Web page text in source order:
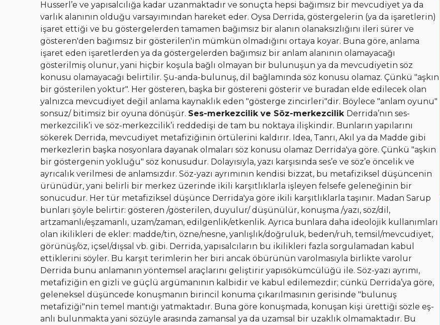
Husserl’e ve yapısalcılığa kadar uzanmaktadır ve sonuçta hepsi bağımsız bir mevcudiyet ya da
varlık alanının olduğu varsayımından hareket eder. Oysa Derrida, göstergelerin (ya da işaretlerin)
işaret ettiği ve bu göstergelerden tamamen bağımsız bir alanın olanaksızlığını ileri sürer ve
gösteren'den bağımsız bir gösterilen'in mümkün olmadığını ortaya koyar. Buna göre, anlama
işaret eden işaretlerden ya da göstergelerden bağımsız bir anlam alanının olamayacağı
gösterilmiş olunur, yani hiçbir koşula bağlı olmayan bir bulunuşun ya da mevcudiyetin söz
konusu olamayacağı belirtilir. Şu-anda-bulunuş, dil bağlamında söz konusu olamaz. Çünkü "aşkın
bir gösterilen yoktur". Her gösteren, başka bir göstereni gösterir ve buradan elde edilecek olan
yalnızca mevcudiyet değil anlama kaynaklık eden "gösterge zincirleri"dir. Böylece "anlam oyunu"
sonsuz/ bitimsiz bir oyuna dönüşür. Ses-merkezcilik ve Söz-merkezcilik Derrida’nın ses-
merkezcilik’i ve söz-merkezcilik’i reddedişi de tam bu noktaya ilişkindir. Bunların yapılarını
sökerek Derrida, mevcudiyet metafiziğinin örtülerini kaldırır. Idea, Tanrı, Akıl ya da Madde gibi
merkezlerin başka nosyonlara dayanak olmaları söz konusu olamaz Derrida'ya göre. Çünkü "aşkın
bir göstergenin yokluğu" söz konusudur. Dolayısıyla, yazı karşısında ses’e ve söz’e öncelik ve
ayrıcalık verilmesi de anlamsızdır. Söz-yazı ayrımının kendisi bizzat, bu metafiziksel düşüncenin
ürünüdür, yani belirli bir merkez üzerinde ikili karşıtlıklarla işleyen felsefe geleneğinin bir
sonucudur. Her tür metafiziksel düşünce Derrida'ya göre ikili karşıtlıklarla taşınır. Madan Sarup
bunları şöyle belirtir: gösteren /gösterilen, duyulur/ düşünülür, konuşma /yazı, söz/dil,
artzamanlı/eşzamanlı, uzam/zaman, edilgenlik/etkenlik. Ayrıca bunlara daha ideolojik kullanımları
olan ikilikleri de ekler: madde/tin, özne/nesne, yanlışlık/doğruluk, beden/ruh, temsil/mevcudiyet,
görünüş/öz, içsel/dışsal vb. gibi. Derrida, yapısalcıların bu ikilikleri fazla sorgulamadan kabul
ettiklerini söyler. Bu karşıt terimlerin her biri ancak öbürünün varolmasıyla birlikte varolur
Derrida bunu anlamanın yöntemsel araçlarını geliştirir yapısökümcülüğü ile. Söz-yazı ayrımı,
metafiziğin en gizli ve güçlü argümanının kalbidir ve kabul edilemezdir; cünkü Derrida’ya göre,
geleneksel düşüncede konuşmanın birincil konuma çıkarılmasının gerisinde "bulunuş
metafiziği"nin temel mantığı yatmaktadır. Buna göre konuşmada, konuşan kişi ürettiği sözle eş-
anlı bulunmakta yani sözüyle arasında zamansal ya da uzamsal bir uzaklık olmamaktadır. Bu